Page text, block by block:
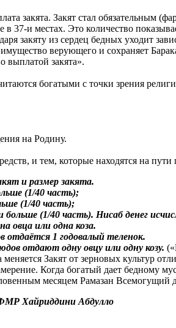
закята. Закят стал обязательным
37-и местах. Это количество
закяту из сердец бедных уходит
имущество верующего и сохраняет
выплатой закята».
богатыми с точки зрения
на Родину.
и тем, которые находятся на
и размер закята.
(1/40 часть);
(1/40 часть);
(1/40 часть). Нисаб денег
овца или одна коза.
отдаётся 1 годовалый теленок.
отдают одну овцу или одну козу.
меняется Закят от зерновых культур
Когда богатый дает бедному
месяцем Рамазан Всемогущий
Хайриддини Абдулло